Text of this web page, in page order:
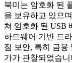
북미는 암호화 된
을 보유하고 있으
쳐 암호화 된 USB
하드웨어 기반 드
점 보안, 특히 금융
가가 관찰되었습